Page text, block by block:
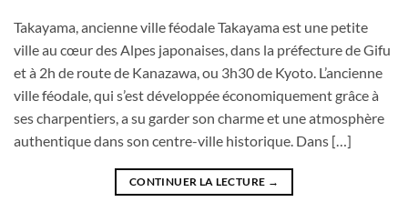
Takayama, ancienne ville féodale Takayama est une petite
ville au cœur des Alpes japonaises, dans la préfecture de Gifu
et à 2h de route de Kanazawa, ou 3h30 de Kyoto. L’ancienne
ville féodale, qui s’est développée économiquement grâce à
ses charpentiers, a su garder son charme et une atmosphère
authentique dans son centre-ville historique. Dans […]
CONTINUER LA LECTURE →